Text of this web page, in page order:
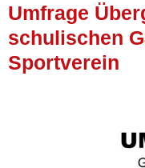
Umfrage
schulischen
Sportverein